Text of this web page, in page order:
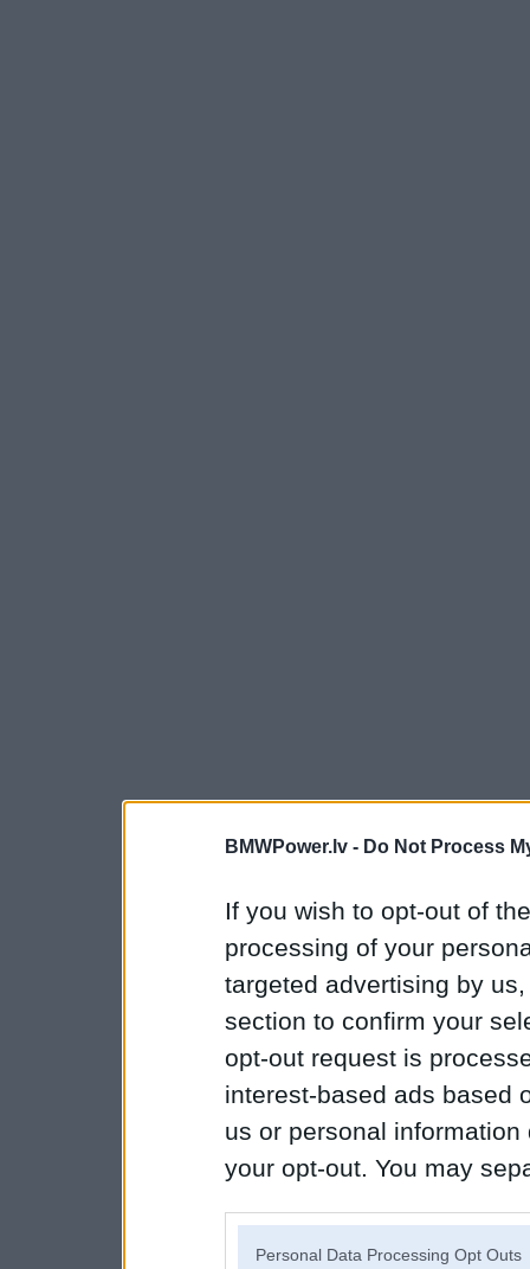
BMWPower.lv - Do Not Process
If you wish to opt-out of
processing of your
targeted advertising by
section to confirm your
opt-out request is
interest-based ads based
us or personal
your opt-out. You may
Personal Data Processing Opt Outs